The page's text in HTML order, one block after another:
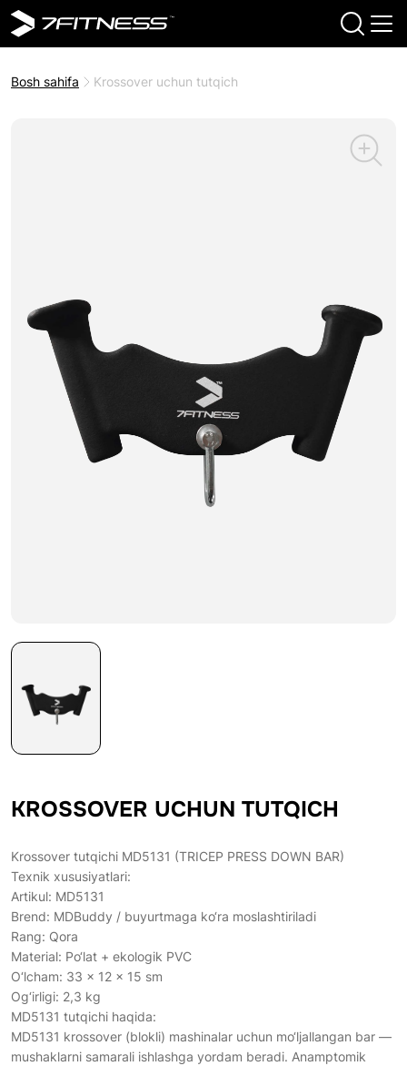
Bosh sahifa Krossover uchun tutqich
KROSSOVER UCHUN TUTQICH
Krossover tutqichi MD5131 (TRICEP PRESS DOWN BAR)
Texnik xususiyatlari:
Artikul: MD5131
Brend: MDBuddy / buyurtmaga ko‘ra moslashtiriladi
Rang: Qora
Material: Po‘lat + ekologik PVC
O‘lcham: 33 × 12 × 15 sm
Og‘irligi: 2,3 kg
MD5131 tutqichi haqida:
MD5131 krossover (blokli) mashinalar uchun mo‘ljallangan bar —
mushaklarni samarali ishlashga yordam beradi. Anamptomik